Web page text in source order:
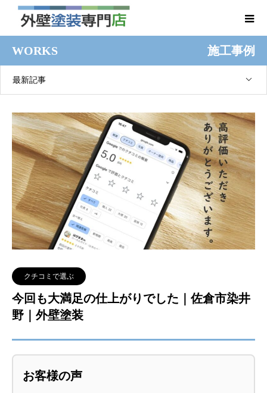
WORKS 施工事例
最新記事
クチコミで選ぶ
今回も大満足の仕上がりでした｜佐倉市染井
野｜外壁塗装
お客様の声